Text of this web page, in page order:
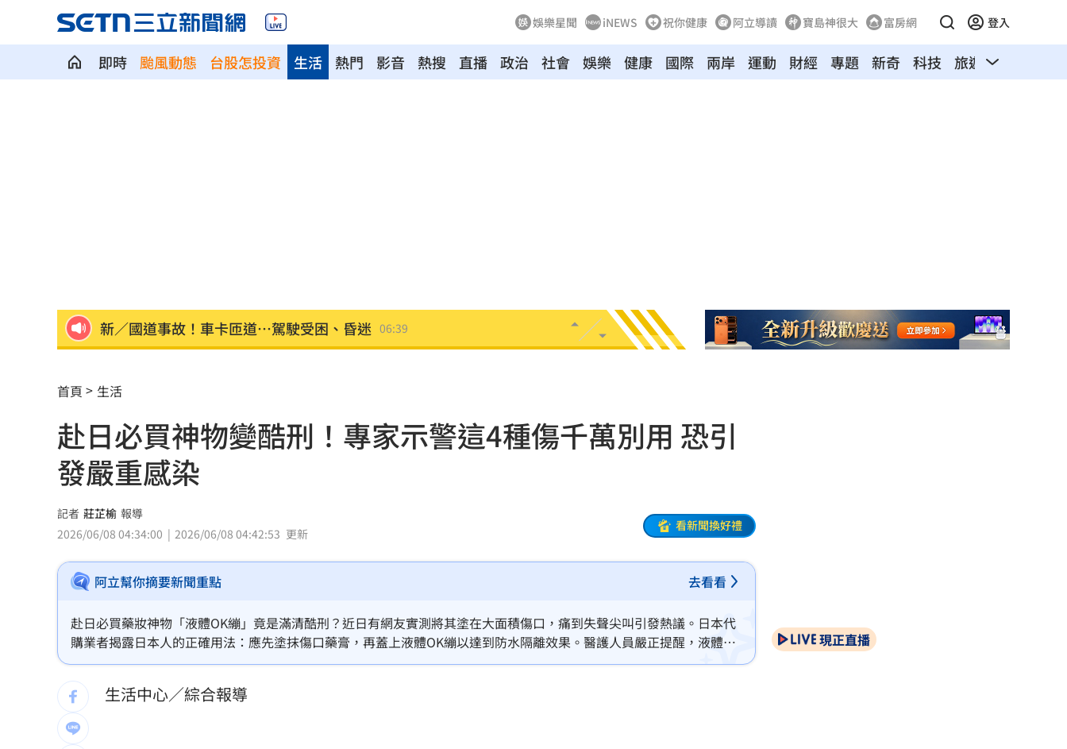
娛樂星聞 iNEWS 祝你健康 阿立導讀 寶島神很大 富房網 登入
即時 颱風動態 台股怎投資 熱門 影音 熱搜 直播 政治 社會 娛樂
生活 健康 國際 兩岸 運動 財經 專題 新奇 科技 旅遊 汽車
新／國道事故！車卡匝道…駕駛受困、昏迷 06:39
國道傳嚴重事故！2車碰撞「撇頭」3人送醫
盤前／台指夜盤彈285點 台股拚延續反彈 06:21
美股多收黑！道瓊跌464點 費半小漲39點
今迎立秋！「5星座、5生肖」財運旺到爆
白海豚恐發陸警？專家曝暴風圈觸陸2關鍵
網紅肥大叔猝逝！網淚：一直覺得怪
白海豚最快今發海警！專家曝停班停課機率 06:06
19歲男上國道「離奇火燒車」3人急逃保命
首頁 生活
赴日必買神物變酷刑！專家示警這4種傷千萬別用 恐引
發嚴重感染
記者 莊芷榆 報導
2026/06/08 04:34:00
2026/06/08 04:42:53 更新
看新聞換好禮
阿立幫你摘要新聞重點 去看看
赴日必買藥妝神物「液體OK繃」竟是滿清酷刑？近日有網友實測將其塗在大面積傷口，痛到失聲尖叫引發熱議。日本代
購業者揭露日本人的正確用法：應先塗抹傷口藥膏，再蓋上液體OK繃以達到防水隔離效果。醫護人員嚴正提醒，液體絆
創膏內含有機溶劑，僅適用於微小割傷或指緣乾裂；若遇大面積擦傷、流血或動物咬傷，絕對禁止使用。處理大型傷口
應選用人工皮保持濕潤，才能有效修復並避免感染留疤。
生活中心／綜合報導
現正直播